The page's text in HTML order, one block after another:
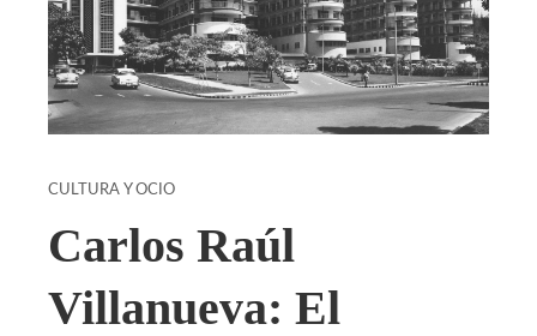
CULTURA Y OCIO
Carlos Raúl
Villanueva: El